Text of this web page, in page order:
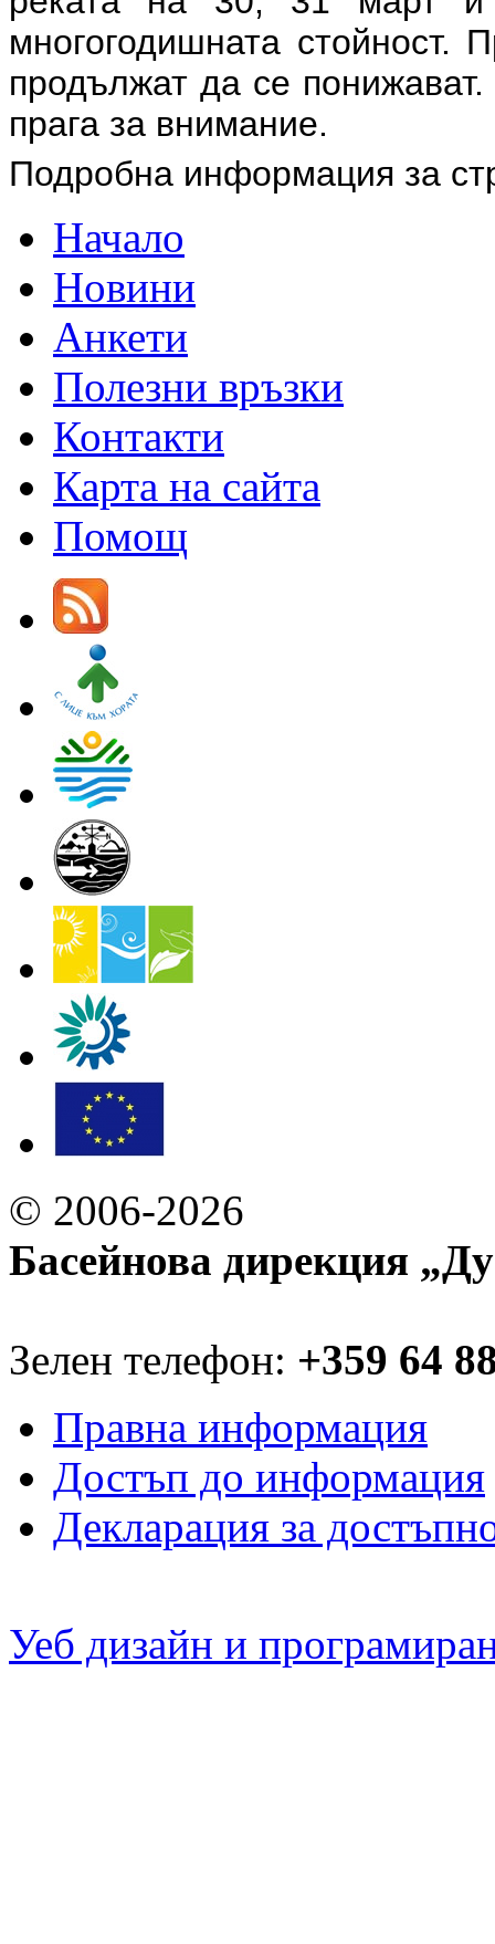
многогодишната
продължат да се
прага за внимание.
Подробна информация за
Начало
Новини
Анкети
Полезни връзки
Контакти
Карта на сайта
Помощ
© 2006-2026
Басейнова дирекция
Зелен телефон: +359 64
Правна информация
Достъп до информация
Декларация за
Уеб дизайн и